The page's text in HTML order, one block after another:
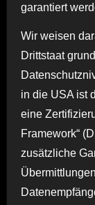
garantiert
Wir weisen
Drittstaat
in die USA ist
eine
Framework“
zusätzliche